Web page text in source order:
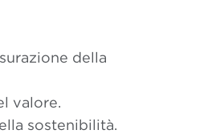
della
valore.
sostenibilità.